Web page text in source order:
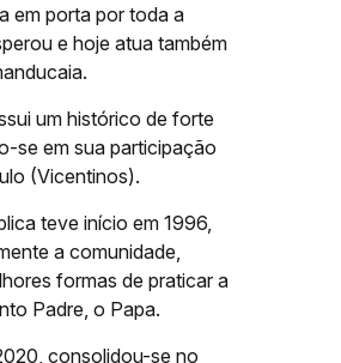
em porta por toda a
e hoje atua também
um histórico de forte
se em sua participação
(Vicentinos).
teve início em 1996,
a comunidade,
formas de praticar a
Padre, o Papa.
consolidou-se no